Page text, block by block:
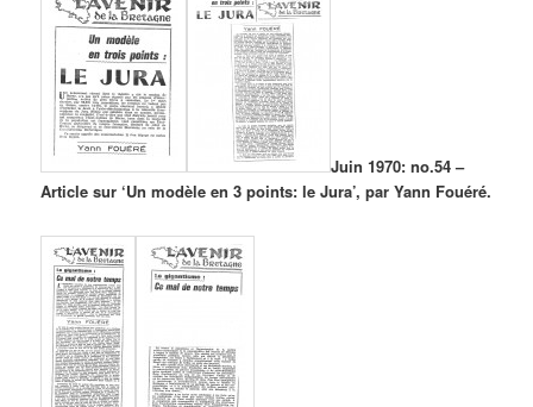
Juin 1970: no.54 –
Article sur ‘Un modèle en 3 points: le Jura’, par Yann Fouéré.